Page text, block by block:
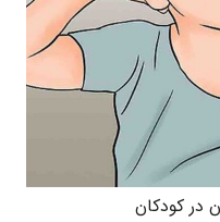
در کودکان